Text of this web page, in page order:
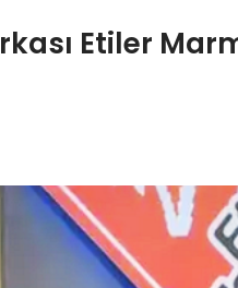
Etiler